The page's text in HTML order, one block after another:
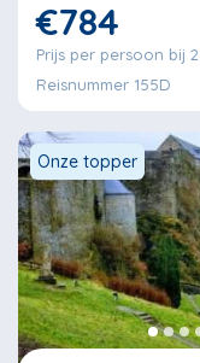
€784
Prijs per persoon bij
Reisnummer 155D
Onze topper